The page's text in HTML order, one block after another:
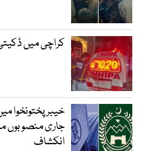
کراچی میں
خیبرپختونخوا
جاری منصوبوں
انکشاف